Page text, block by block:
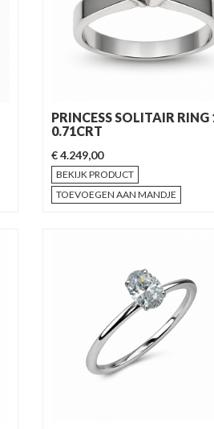
PRINCESS SOLITAIR RING
0.71CRT
€ 4.249,00
BEKIJK PRODUCT
TOEVOEGEN AAN MANDJE